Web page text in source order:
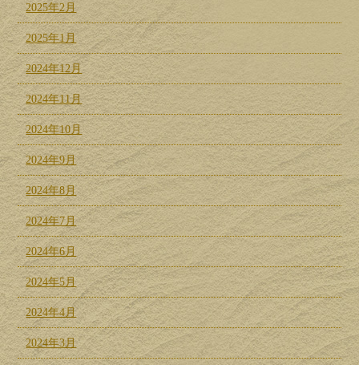
2025年2月
2025年1月
2024年12月
2024年11月
2024年10月
2024年9月
2024年8月
2024年7月
2024年6月
2024年5月
2024年4月
2024年3月